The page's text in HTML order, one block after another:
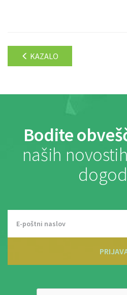
KAZALO
Bodite
naših